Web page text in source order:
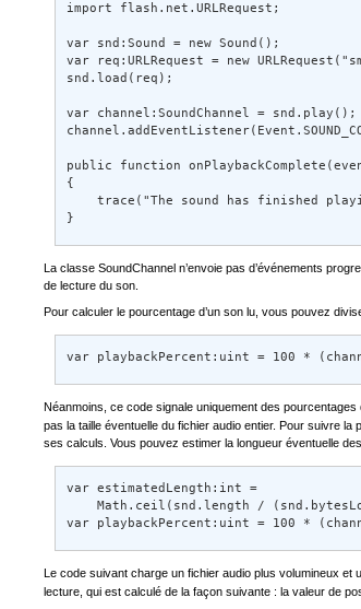
import flash.net.URLRequest;
var snd:Sound = new Sound();
var req:URLRequest = new
snd.load(req);
var channel:SoundChannel = snd.play();
public function
{
trace("The sound has finished
}
La classe SoundChannel n’envoie pas d’événements
de lecture du son.
Pour calculer le pourcentage d’un son lu, vous pouvez
var playbackPercent:uint = 100 *
Néanmoins, ce code signale uniquement des
pas la taille éventuelle du fichier audio entier. Pour suivre
ses calculs. Vous pouvez estimer la longueur éventuelle
var estimatedLength:int =
Math.ceil(snd.length /
var playbackPercent:uint = 100 *
Le code suivant charge un fichier audio plus volumineux et
lecture, qui est calculé de la façon suivante : la valeur de